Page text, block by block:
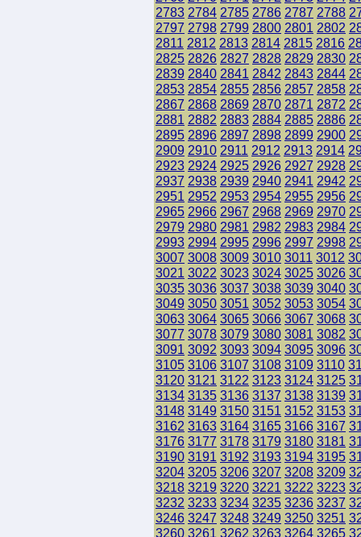
2783 2784 2785 2786 2787 2788
2797 2798 2799 2800 2801 2802
2811 2812 2813 2814 2815 2816
2825 2826 2827 2828 2829 2830
2839 2840 2841 2842 2843 2844
2853 2854 2855 2856 2857 2858
2867 2868 2869 2870 2871 2872
2881 2882 2883 2884 2885 2886
2895 2896 2897 2898 2899 2900
2909 2910 2911 2912 2913 2914
2923 2924 2925 2926 2927 2928
2937 2938 2939 2940 2941 2942
2951 2952 2953 2954 2955 2956
2965 2966 2967 2968 2969 2970
2979 2980 2981 2982 2983 2984
2993 2994 2995 2996 2997 2998
3007 3008 3009 3010 3011 3012
3021 3022 3023 3024 3025 3026
3035 3036 3037 3038 3039 3040
3049 3050 3051 3052 3053 3054
3063 3064 3065 3066 3067 3068
3077 3078 3079 3080 3081 3082
3091 3092 3093 3094 3095 3096
3105 3106 3107 3108 3109 3110
3120 3121 3122 3123 3124 3125
3134 3135 3136 3137 3138 3139
3148 3149 3150 3151 3152 3153
3162 3163 3164 3165 3166 3167
3176 3177 3178 3179 3180 3181
3190 3191 3192 3193 3194 3195
3204 3205 3206 3207 3208 3209
3218 3219 3220 3221 3222 3223
3232 3233 3234 3235 3236 3237
3246 3247 3248 3249 3250 3251
3260 3261 3262 3263 3264 3265